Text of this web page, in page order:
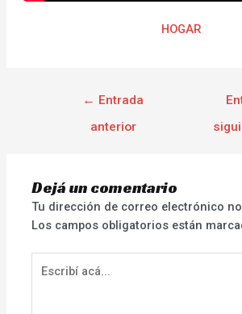
HOGAR
← Entrada
anterior
Dejá un comentario
Tu dirección de correo electrónico
Los campos obligatorios están
acá...